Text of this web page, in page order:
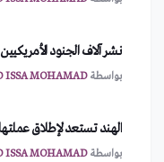
نشر آلاف الجنود
بواسطةISSA MOHAMAD
الهند تستعد لإطلاق
بواسطةISSA MOHAMAD